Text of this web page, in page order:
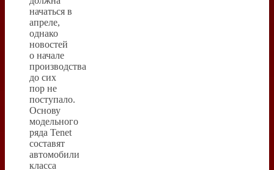
начаться в
апреле,
однако
новостей
о начале
производства
до сих
пор не
поступало.
Основу
модельного
ряда Tenet
составят
автомобили
класса